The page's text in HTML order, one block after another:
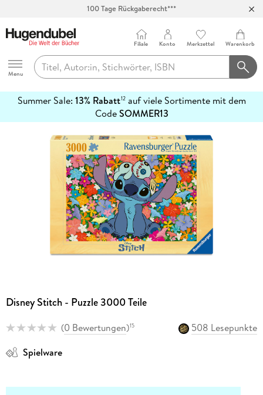
100 Tage Rückgaberecht***
Hugendubel
Menu
Filiale Konto Merkzettel Warenkorb
Summer Sale: 13% Rabatt12auf viele Sortimente mit dem
CodeSOMMER13
erfahren
Disney Stitch - Puzzle 3000 Teile
(0 Bewertungen)15
508 Lesepunkte
Spielware